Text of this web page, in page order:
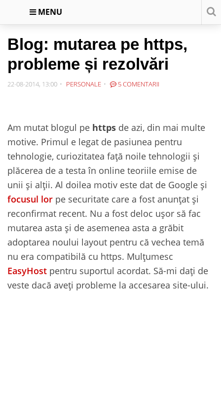
MENU
Blog: mutarea pe https,
probleme și rezolvări
22-08-2014, 13:00 PERSONALE 5 COMENTARII
Am mutat blogul pe https de azi, din mai multe
motive. Primul e legat de pasiunea pentru
tehnologie, curiozitatea față noile tehnologii și
plăcerea de a testa în online teoriile emise de
unii și alții. Al doilea motiv este dat de Google și
focusul lor pe securitate care a fost anunțat și
reconfirmat recent. Nu a fost deloc ușor să fac
mutarea asta și de asemenea asta a grăbit
adoptarea noului layout pentru că vechea temă
nu era compatibilă cu https. Mulțumesc
EasyHost pentru suportul acordat. Să-mi dați de
veste dacă aveți probleme la accesarea site-ului.